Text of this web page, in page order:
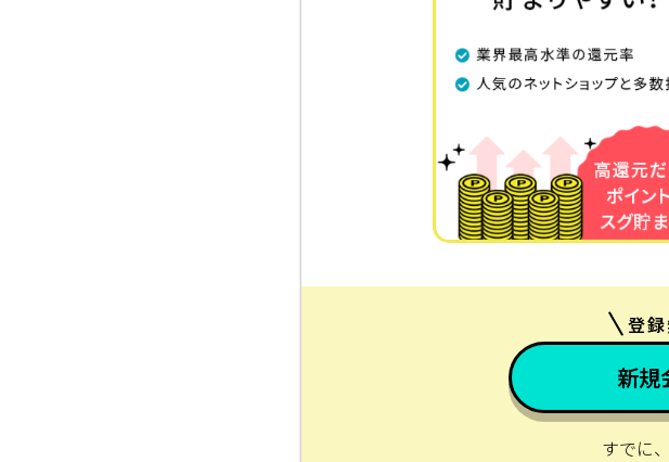
登
新規
すでに